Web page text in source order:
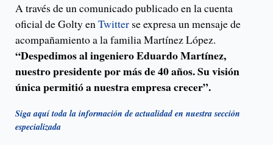
A través de un comunicado publicado en la cuenta
oficial de Golty enTwitter se expresa un mensaje de
acompañamiento a la familia Martínez López.
“Despedimos al ingeniero Eduardo Martínez,
nuestro presidente por más de 40 años. Su visión
única permitió a nuestra empresa crecer”.
Siga aquí toda la información de actualidad en nuestra sección
especializada